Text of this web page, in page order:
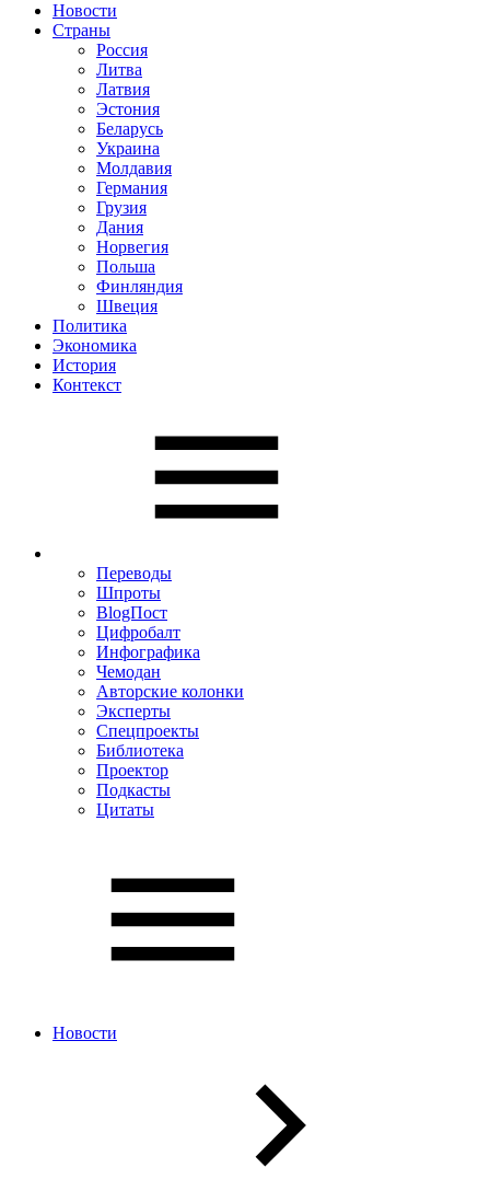
Новости
Страны
Россия
Литва
Латвия
Эстония
Беларусь
Украина
Молдавия
Германия
Грузия
Дания
Норвегия
Польша
Финляндия
Швеция
Политика
Экономика
История
Контекст
Переводы
Шпроты
BlogПост
Цифробалт
Инфографика
Чемодан
Авторские колонки
Эксперты
Спецпроекты
Библиотека
Проектор
Подкасты
Цитаты
Новости